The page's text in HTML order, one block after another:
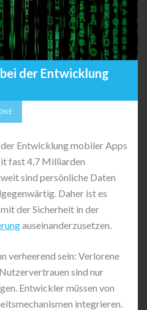
der Entwicklung
Entwicklung mobiler Apps
fast 4,7 Milliarden
sind persönliche Daten
Daher ist es
der Sicherheit in der
auseinanderzusetzen.
verheerend sein: Verlorene
sind nur
Entwickler müssen von
integrieren.